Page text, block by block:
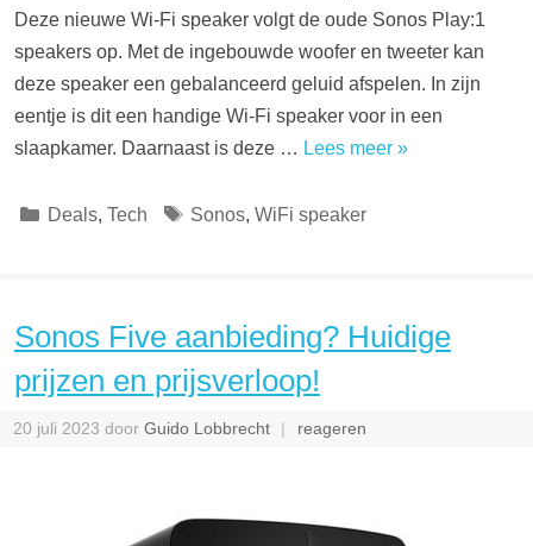
Deze nieuwe Wi-Fi speaker volgt de oude Sonos Play:1
speakers op. Met de ingebouwde woofer en tweeter kan
deze speaker een gebalanceerd geluid afspelen. In zijn
eentje is dit een handige Wi-Fi speaker voor in een
slaapkamer. Daarnaast is deze … Lees meer »
Categorieën
Deals, Tech Tags
Sonos,WiFi speaker
Sonos Five aanbieding? Huidige
prijzen en prijsverloop!
20 juli 2023 door Guido Lobbrecht reageren